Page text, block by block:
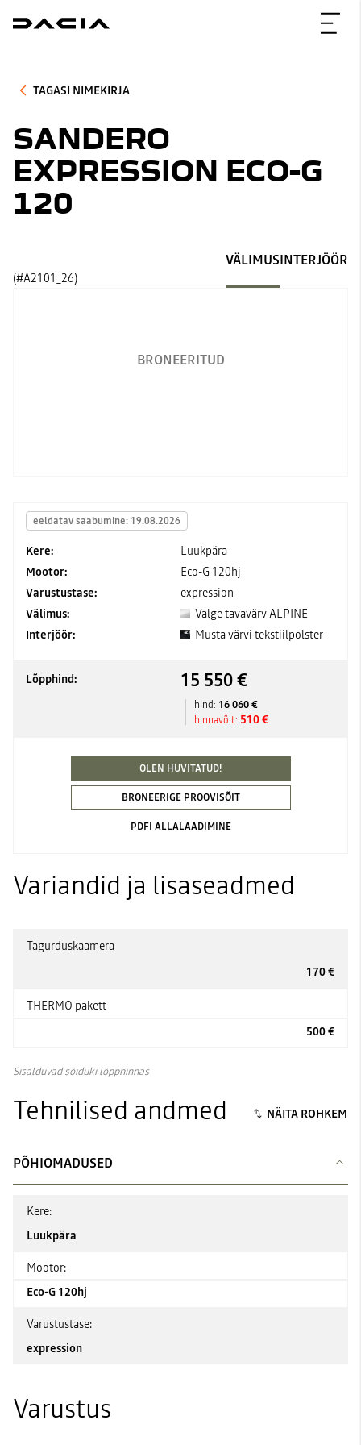
TAGASI NIMEKIRJA
SANDERO
EXPRESSION ECO-G
120
BRONEERITUD
(#A2101_26)
VÄLIMUSINTERJÖÖR
eeldatav saabumine: 19.08.2026
Kere:
Luukpära
Mootor:
Eco-G 120hj
Varustustase:
expression
Välimus:
Valge tavavärv ALPINE
Interjöör:
Musta värvi tekstiilpolster
Lõpphind: 15 550 €
hind: 16 060 €
hinnavõit: 510 €
OLEN HUVITATUD!
BRONEERIGE PROOVISÕIT
PDFI ALLALAADIMINE
Variandid ja lisaseadmed
Tagurduskaamera
170 €
THERMO pakett
500 €
Sisalduvad sõiduki lõpphinnas
Tehnilised andmed
PÕHIOMADUSED
Kere:
Luukpära
Mootor:
Eco-G 120hj
Varustustase:
expression
Varustus